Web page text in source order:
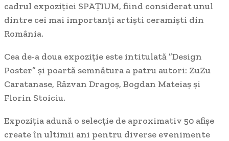
cadrul expoziției SPAȚIUM, fiind considerat unul
dintre cei mai importanți artiști ceramiști din
România.
Cea de-a doua expoziție este intitulată ”Design
Poster” și poartă semnătura a patru autori: ZuZu
Caratanase, Răzvan Dragoș, Bogdan Mateiaș și
Florin Stoiciu.
Expoziția adună o selecție de aproximativ 50 afișe
create în ultimii ani pentru diverse evenimente